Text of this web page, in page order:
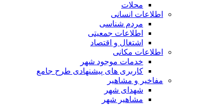
محلات
اطلاعات انسانی
مردم شناسی
اطلاعات جمعیتی
اشتغال و اقتصاد
اطلاعات مکانی
خدمات موجود شهر
کاربری های پیشنهادی طرح جامع
مفاخیر و مشاهیر
شهدای شهر
مشاهیر شهر